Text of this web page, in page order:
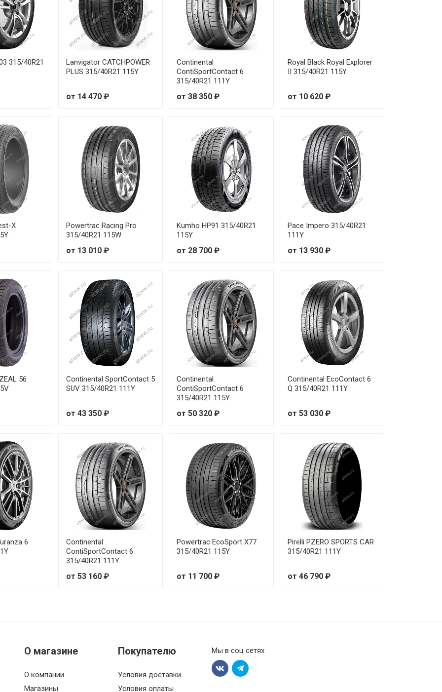
315/40R21
Lanvigator CATCHPOWER
PLUS 315/40R21 115Y
от 14 470 ₽
Continental
ContiSportContact 6
315/40R21 111Y
от 38 350 ₽
Royal Black Royal Explorer
II 315/40R21 115Y
от 10 620 ₽
X
Powertrac Racing Pro
315/40R21 115W
от 13 010 ₽
Kumho HP91 315/40R21
115Y
от 28 700 ₽
Pace Impero 315/40R21
111Y
от 13 930 ₽
56
Continental SportContact 5
SUV 315/40R21 111Y
от 43 350 ₽
Continental
ContiSportContact 6
315/40R21 115Y
от 50 320 ₽
Continental EcoContact 6
Q 315/40R21 111Y
от 53 030 ₽
6
Continental
ContiSportContact 6
315/40R21 111Y
от 53 160 ₽
Powertrac EcoSport X77
315/40R21 115Y
от 11 700 ₽
Pirelli PZERO SPORTS CAR
315/40R21 111Y
от 46 790 ₽
О магазине
О компании
Магазины
Покупателю
Условия доставки
Условия оплаты
Мы в соц сетях